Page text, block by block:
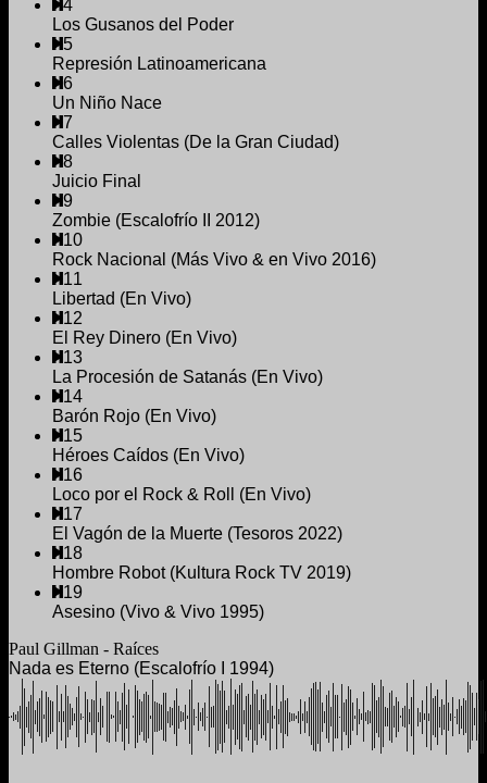
4
Los Gusanos del Poder
5
Represión Latinoamericana
6
Un Niño Nace
7
Calles Violentas (De la Gran Ciudad)
8
Juicio Final
9
Zombie (Escalofrío II 2012)
10
Rock Nacional (Más Vivo & en Vivo 2016)
11
Libertad (En Vivo)
12
El Rey Dinero (En Vivo)
13
La Procesión de Satanás (En Vivo)
14
Barón Rojo (En Vivo)
15
Héroes Caídos (En Vivo)
16
Loco por el Rock & Roll (En Vivo)
17
El Vagón de la Muerte (Tesoros 2022)
18
Hombre Robot (Kultura Rock TV 2019)
19
Asesino (Vivo & Vivo 1995)
Paul Gillman - Raíces
Nada es Eterno (Escalofrío I 1994)